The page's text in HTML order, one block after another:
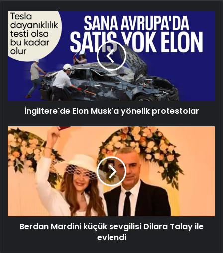
İngiltere'de
Elon
Musk'a
yönelik
protestolar
İngiltere'de Elon Musk'a yönelik protestolar
Berdan
Mardini
küçük
sevgilisi
Dilara
Berdan Mardini küçük sevgilisi Dilara Talay ile
evlendi